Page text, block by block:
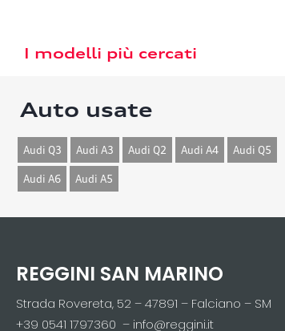
I modelli più cercati
Auto usate
Audi Q3 Audi A3 Audi Q2 Audi A4 Audi Q5
Audi A6 Audi A5
REGGINI SAN MARINO
Strada Rovereta, 52 – 47891 – Falciano – SM
+39 0541 1797360 – info@reggini.it